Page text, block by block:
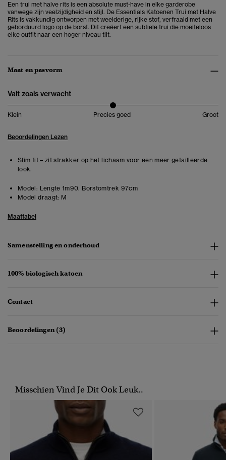
Een trui met halve rits is een absolute must-have in elke garderobe
vanwege zijn veelzijdigheid en stijl. De Essentials Katoenen Trui met Halve
Rits is vakkundig ontworpen met weelderige, rijke stof, verfraaid met een
geborduurd logo op de borst. Dit creëert een subtiele trui die moeiteloos
elke outfit naar een hoger niveau tilt.
Maat en pasvorm
Valt zoals verwacht
Klein Precies goed Groot
Beoordelingen Lezen
Slim fit – zit strakker op het lichaam voor een meer getailleerde
look.
Model: Lengte 1m90. Borstomtrek 97cm
Model draagt: M
Maattabel
Samenstelling en onderhoud
100% biologisch katoen
Contact
Beoordelingen (3)
Misschien Vind Je Dit Ook Leuk..